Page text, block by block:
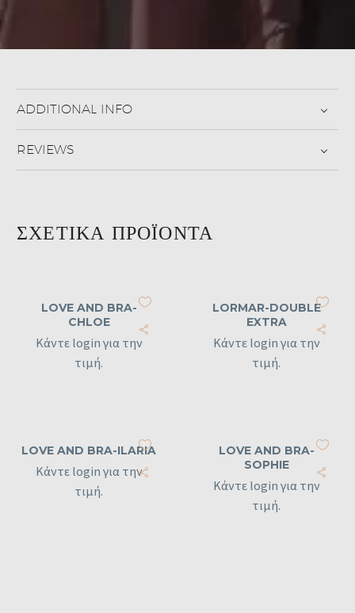
ADDITIONAL INFO
REVIEWS
ΣΧΕΤΙΚΆ ΠΡΟΪΌΝΤΑ
LOVE AND BRA-
CHLOE
Κάντε login για την
τιμή.
LORMAR-DOUBLE
EXTRA
Κάντε login για την
τιμή.
LOVE AND BRA-ILARIA
Κάντε login για την
τιμή.
LOVE AND BRA-
SOPHIE
Κάντε login για την
τιμή.